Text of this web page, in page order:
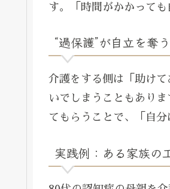
す。「時間がかかって
“過保護”が自立を奪
介護をする側は「助け
いでしまうこともあり
てもらうことで、「自
実践例：ある家族の